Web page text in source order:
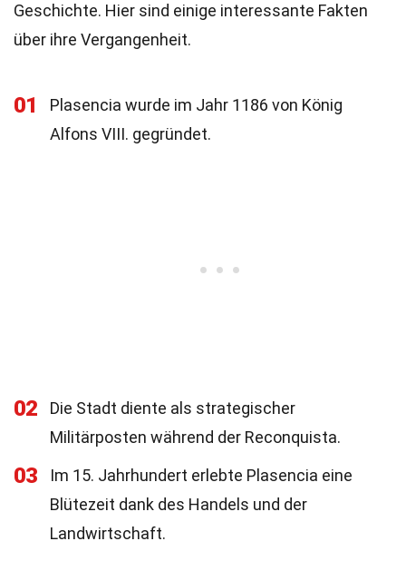
Geschichte. Hier sind einige interessante Fakten
über ihre Vergangenheit.
01
Plasencia wurde im Jahr 1186 von König
Alfons VIII. gegründet.
02
Die Stadt diente als strategischer
Militärposten während der Reconquista.
03
Im 15. Jahrhundert erlebte Plasencia eine
Blütezeit dank des Handels und der
Landwirtschaft.